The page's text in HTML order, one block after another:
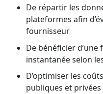
De répartir les
plateformes afin
fournisseur
De bénéficier d’une
instantanée selon
D’optimiser les
publiques et privées